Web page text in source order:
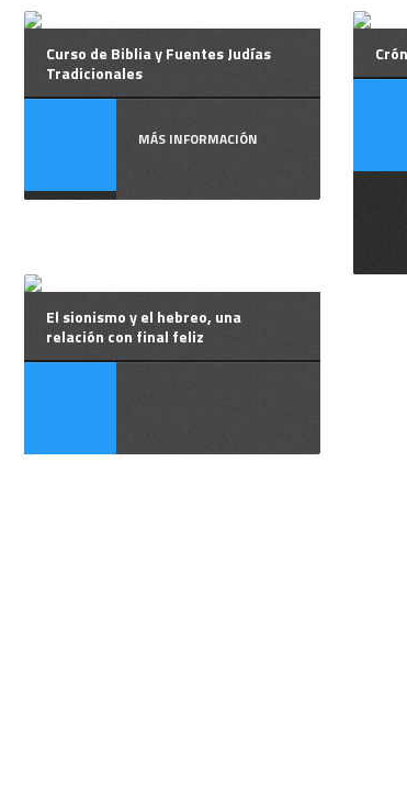
Curso de Biblia y Fuentes Judías
Tradicionales
MÁS INFORMACIÓN
El sionismo y el hebreo, una
relación con final feliz